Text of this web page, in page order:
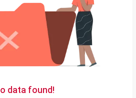
data found!